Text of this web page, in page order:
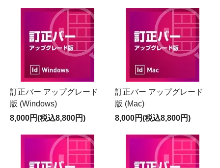
訂正バー アップグレード
版 (Windows)
8,000円(税込8,800円)
訂正バー アップグレード
版 (Mac)
8,000円(税込8,800円)